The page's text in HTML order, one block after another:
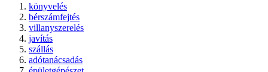
könyvelés
bérszámfejtés
villanyszerelés
javítás
szállás
adótanácsadás